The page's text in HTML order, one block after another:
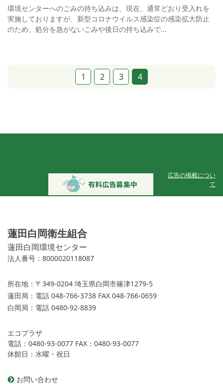
環境センターへのごみの持ち込みは、現在、通常どおり受入れを
実施しておりますが、新型コロナウイルス感染症の感染拡大防止
のため、処分を急がないごみや後日の持ち込みで...
1 2 3 4
広告の掲載につい
て
蓮田白岡衛生組合
蓮田白岡環境センター
法人番号：8000020118087
所在地： 〒349-0204 埼玉県白岡市篠津1279-5
蓮田局： 電話 048-766-3738 FAX 048-766-0659
白岡局： 電話 0480-92-8839
エコプラザ
電話：0480-93-0077 FAX：0480-93-0077
休館日：水曜・祝日
お問い合わせ